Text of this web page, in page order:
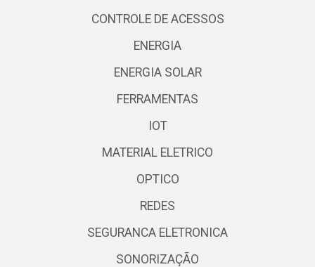
CONTROLE DE ACESSOS
ENERGIA
ENERGIA SOLAR
FERRAMENTAS
IOT
MATERIAL ELETRICO
OPTICO
REDES
SEGURANCA ELETRONICA
SONORIZAÇÃO